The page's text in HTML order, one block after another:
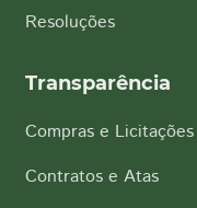
Resoluções
Transparência
Compras e Licitações
Contratos e Atas